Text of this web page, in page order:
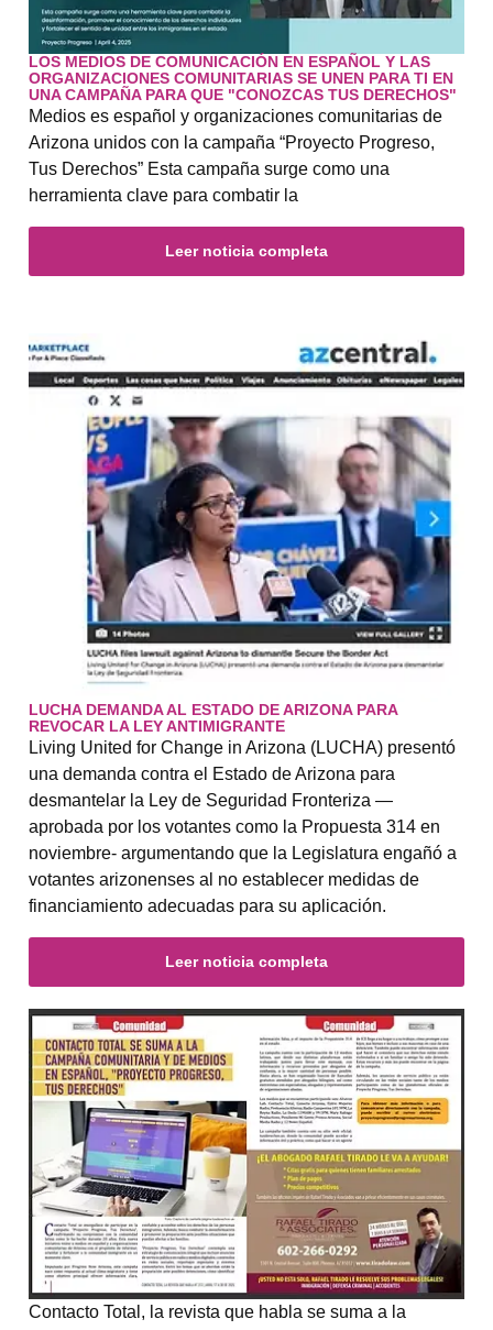
LOS MEDIOS DE COMUNICACIÓN EN ESPAÑOL Y LAS
ORGANIZACIONES COMUNITARIAS SE UNEN PARA TI EN
UNA CAMPAÑA PARA QUE "CONOZCAS TUS DERECHOS"
Medios es español y organizaciones comunitarias de
Arizona unidos con la campaña “Proyecto Progreso,
Tus Derechos” Esta campaña surge como una
herramienta clave para combatir la
Leer noticia completa
LUCHA DEMANDA AL ESTADO DE ARIZONA PARA
REVOCAR LA LEY ANTIMIGRANTE
Living United for Change in Arizona (LUCHA) presentó
una demanda contra el Estado de Arizona para
desmantelar la Ley de Seguridad Fronteriza —
aprobada por los votantes como la Propuesta 314 en
noviembre- argumentando que la Legislatura engañó a
votantes arizonenses al no establecer medidas de
financiamiento adecuadas para su aplicación.
Leer noticia completa
Contacto Total, la revista que habla se suma a la